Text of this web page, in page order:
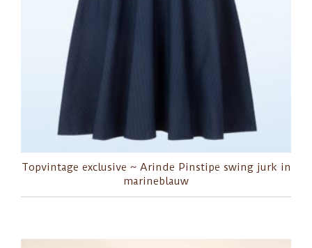
Topvintage exclusive ~ Arinde Pinstipe swing jurk in
marineblauw